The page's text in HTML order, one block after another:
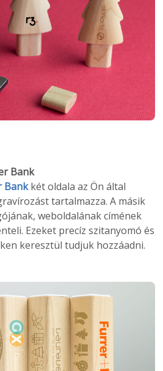
Bank
Bankkét oldala az Ön által
tartalmazza. A másik
weboldalának címének
Ezeket precíz szitanyomó és
keresztül tudjuk hozzáadni.